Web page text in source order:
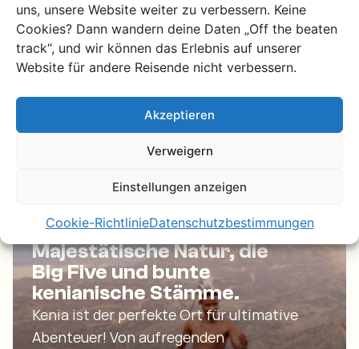
uns, unsere Website weiter zu verbessern. Keine
Cookies? Dann wandern deine Daten „Off the beaten
track“, und wir können das Erlebnis auf unserer
Website für andere Reisende nicht verbessern.
Akzeptieren
Verweigern
Einstellungen anzeigen
Cookie-RichtlinieDatenschutzbestimmungen
authentische Tansania. Mach dich auf
die Suche nach den Big Five, unternimm
atemberaubende Wanderungen oder
Strand.
Entdecke Tansania
Kenia
Majestätische Natur, die
Big Five und bunte
kenianische Stämme.
Kenia ist der perfekte Ort für ultimative
Abenteuer! Von aufregenden